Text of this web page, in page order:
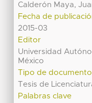
Calderón Maya,
Fecha de
2015-03
Editor
Universidad
México
Tipo de documento
Tesis de
Palabras clave